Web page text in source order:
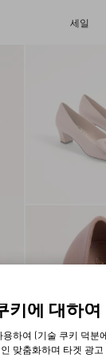
세일
키에 대하여
하여 (기술 쿠키 덕분
맞춤화하며 타겟 광